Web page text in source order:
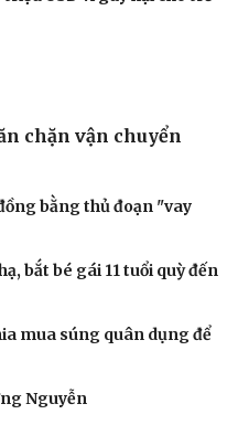
thế giới
Long hấp dẫn khách
tại Nhật Bản đón lượng
phát hiện dấu hiệu